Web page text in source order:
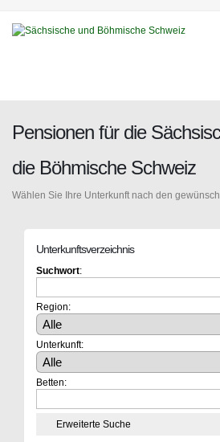
Pensionen für die
die Böhmische Schweiz
Wählen Sie Ihre Unterkunft nach den
Unterkunftsverzeichnis
Suchwort:
Region:
Unterkunft:
Betten:
Erweiterte Suche